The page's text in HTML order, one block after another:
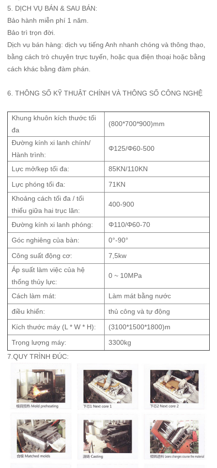
5. DỊCH VỤ BÁN & SAU BÁN:
Bảo hành miễn phí 1 năm.
Bảo trì trọn đời.
Dịch vụ bán hàng: dịch vụ tiếng Anh nhanh chóng và thông thạo,
bằng cách trò chuyện trực tuyến, hoặc qua điện thoại hoặc bằng
cách khác bằng đàm phán.
6. THÔNG SỐ KỸ THUẬT CHÍNH VÀ THÔNG SỐ CÔNG NGHỆ
Khung khuôn kích thước tối
đa
(800*700*900)mm
Đường kính xi lanh chính/
Hành trình:
Φ125/Φ60-500
Lực mở/kẹp tối đa:
85KN/110KN
Lực phóng tối đa:
71KN
Khoảng cách tối đa / tối
thiểu giữa hai trục lăn:
400-900
Đường kính xi lanh phóng:
Φ110/Φ60-70
Góc nghiêng của bàn:
0°-90°
Công suất động cơ:
7,5kw
Áp suất làm việc của hệ
thống thủy lực:
0 ~ 10MPa
Cách làm mát:
Làm mát bằng nước
điều khiển:
thủ công và tự động
Kích thước máy (L * W * H):
(3100*1500*1800)m
Trọng lượng máy:
3300kg
7.QUY TRÌNH ĐÚC: